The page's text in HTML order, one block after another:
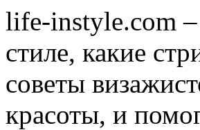
life-instyle.com
стиле, какие
советы
красоты, и